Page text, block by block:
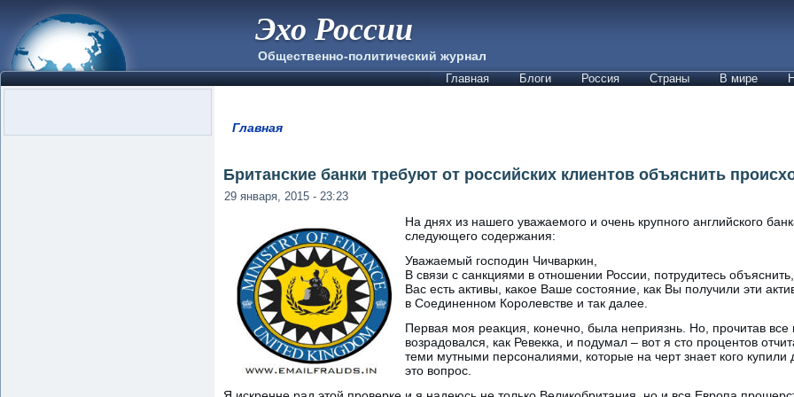
Эхо России
Общественно-политический журнал
Главная Блоги Россия Страны В мире
Главная
Британские банки требуют от российских клиентов объяснить
29 января, 2015 - 23:23
На днях из нашего уважаемого и очень крупного английского
следующего содержания:
Уважаемый господин Чичваркин,
В связи с санкциями в отношении России, потрудитесь
Вас есть активы, какое Ваше состояние, как Вы получили эти
в Соединенном Королевстве и так далее.
Первая моя реакция, конечно, была неприязнь. Но, прочитав все
возрадовался, как Ревекка, и подумал – вот я сто процентов
теми мутными персоналиями, которые на черт знает кого
это вопрос.